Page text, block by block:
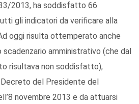
2013, ha soddisfatto 66
gli indicatori da verificare alla
oggi risulta ottemperato anche
scadenzario amministrativo (che dal
risultava non soddisfatto),
del Presidente del
novembre 2013 e da attuarsi